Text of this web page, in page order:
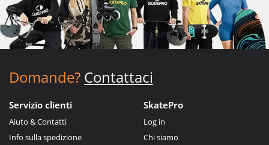
Domande? Contattaci
Servizio clienti
Aiuto & Contatti
Info sulla spedizione
SkatePro
Log in
Chi siamo